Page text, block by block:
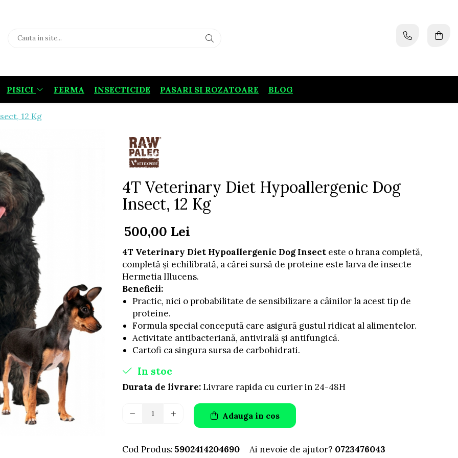
PISICI FERMA INSECTICIDE PASARI SI ROZATOARE BLOG
12 Kg
4T Veterinary Diet Hypoallergenic Dog
Insect, 12 Kg
500,00 Lei
4T Veterinary Diet Hypoallergenic Dog Insect este o hrana completă,
completă și echilibrată, a cărei sursă de proteine ​​este larva de insecte
Hermetia Illucens.
Beneficii:
Practic, nici o probabilitate de sensibilizare a câinilor la acest tip de
proteine.
Formula special concepută care asigură gustul ridicat al alimentelor.
Activitate antibacteriană, antivirală și antifungică.
Cartofi ca singura sursa de carbohidrati.
In stoc
Durata de livrare:Livrare rapida cu curier in 24-48H
Adauga in cos
Cod Produs: 5902414204690 Ai nevoie de ajutor? 0723476043